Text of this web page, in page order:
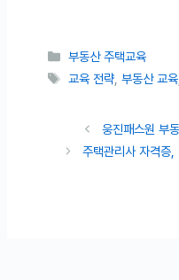
카테고리
부동산 주택교육
태그
교육 전략 ,부동산 교육
웅진패스원 부
주택관리사 자격증